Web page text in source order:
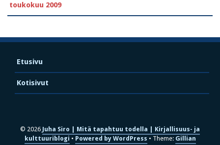
toukokuu 2009
Etusivu
Kotisivut
© 2026 Juha Siro | Mitä tapahtuu todella | Kirjallisuus- ja
kulttuuriblogi
Powered by WordPress Theme: Gillian